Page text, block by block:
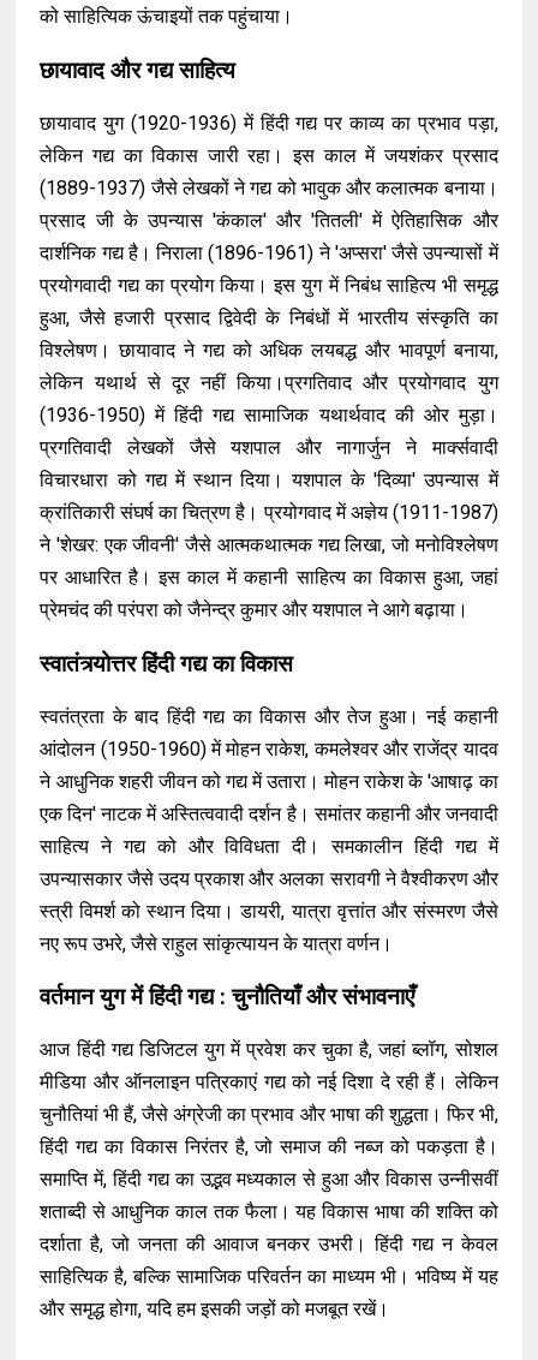
को साहित्यिक ऊंचाइयों तक पहुंचाया।
छायावाद और गद्य साहित्य
छायावाद युग (1920-1936) में हिंदी गद्य पर काव्य का प्रभाव पड़ा,
लेकिन गद्य का विकास जारी रहा। इस काल में जयशंकर प्रसाद
(1889-1937) जैसे लेखकों ने गद्य को भावुक और कलात्मक बनाया।
प्रसाद जी के उपन्यास 'कंकाल' और 'तितली' में ऐतिहासिक और
दार्शनिक गद्य है। निराला (1896-1961) ने 'अप्सरा' जैसे उपन्यासों में
प्रयोगवादी गद्य का प्रयोग किया। इस युग में निबंध साहित्य भी समृद्ध
हुआ, जैसे हजारी प्रसाद द्विवेदी के निबंधों में भारतीय संस्कृति का
विश्लेषण। छायावाद ने गद्य को अधिक लयबद्ध और भावपूर्ण बनाया,
लेकिन यथार्थ से दूर नहीं किया।प्रगतिवाद और प्रयोगवाद युग
(1936-1950) में हिंदी गद्य सामाजिक यथार्थवाद की ओर मुड़ा।
प्रगतिवादी लेखकों जैसे यशपाल और नागार्जुन ने मार्क्सवादी
विचारधारा को गद्य में स्थान दिया। यशपाल के 'दिव्या' उपन्यास में
क्रांतिकारी संघर्ष का चित्रण है। प्रयोगवाद में अज्ञेय (1911-1987)
ने 'शेखर: एक जीवनी' जैसे आत्मकथात्मक गद्य लिखा, जो मनोविश्लेषण
पर आधारित है। इस काल में कहानी साहित्य का विकास हुआ, जहां
प्रेमचंद की परंपरा को जैनेन्द्र कुमार और यशपाल ने आगे बढ़ाया।
स्वातंत्र्योत्तर हिंदी गद्य का विकास
स्वतंत्रता के बाद हिंदी गद्य का विकास और तेज हुआ। नई कहानी
आंदोलन (1950-1960) में मोहन राकेश, कमलेश्वर और राजेंद्र यादव
ने आधुनिक शहरी जीवन को गद्य में उतारा। मोहन राकेश के 'आषाढ़ का
एक दिन' नाटक में अस्तित्ववादी दर्शन है। समांतर कहानी और जनवादी
साहित्य ने गद्य को और विविधता दी। समकालीन हिंदी गद्य में
उपन्यासकार जैसे उदय प्रकाश और अलका सरावगी ने वैश्वीकरण और
स्त्री विमर्श को स्थान दिया। डायरी, यात्रा वृत्तांत और संस्मरण जैसे
नए रूप उभरे, जैसे राहुल सांकृत्यायन के यात्रा वर्णन।
वर्तमान युग में हिंदी गद्य : चुनौतियाँ और संभावनाएँ
आज हिंदी गद्य डिजिटल युग में प्रवेश कर चुका है, जहां ब्लॉग, सोशल
मीडिया और ऑनलाइन पत्रिकाएं गद्य को नई दिशा दे रही हैं। लेकिन
चुनौतियां भी हैं, जैसे अंग्रेजी का प्रभाव और भाषा की शुद्धता। फिर भी,
हिंदी गद्य का विकास निरंतर है, जो समाज की नब्ज को पकड़ता है।
समाप्ति में, हिंदी गद्य का उद्भव मध्यकाल से हुआ और विकास उन्नीसवीं
शताब्दी से आधुनिक काल तक फैला। यह विकास भाषा की शक्ति को
दर्शाता है, जो जनता की आवाज बनकर उभरी। हिंदी गद्य न केवल
साहित्यिक है, बल्कि सामाजिक परिवर्तन का माध्यम भी। भविष्य में यह
और समृद्ध होगा, यदि हम इसकी जड़ों को मजबूत रखें।